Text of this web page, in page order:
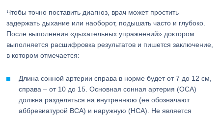
Чтобы точно поставить диагноз, врач может простить
задержать дыхание или наоборот, подышать часто и глубоко.
После выполнения «дыхательных упражнений» доктором
выполняется расшифровка результатов и пишется заключение,
в котором отмечается:
Длина сонной артерии справа в норме будет от 7 до 12 см,
справа – от 10 до 15. Основная сонная артерия (ОСА)
должна разделяться на внутреннюю (ее обозначают
аббревиатурой ВСА) и наружную (НСА). Не является